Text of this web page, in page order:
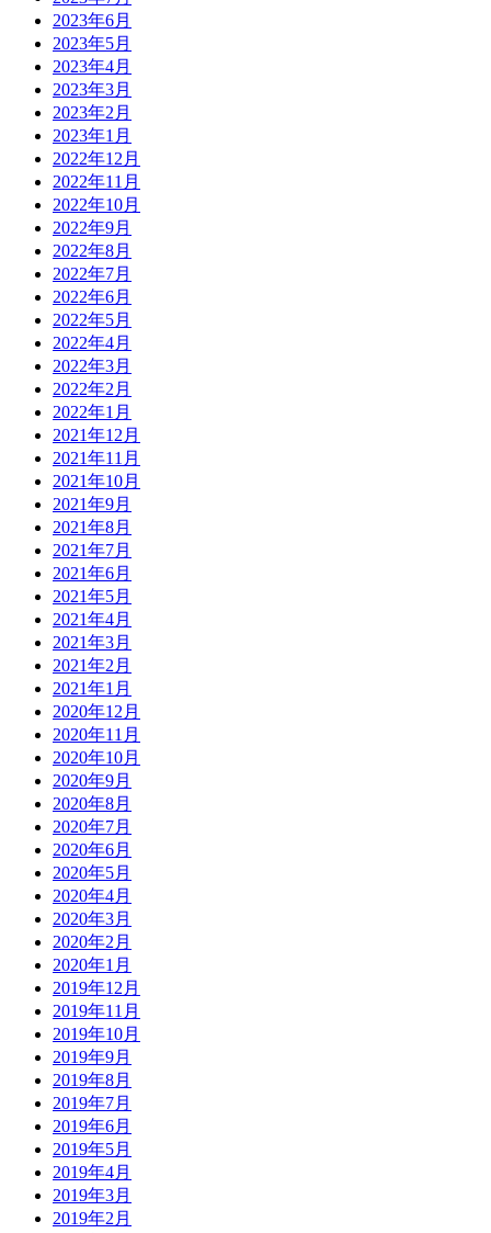
2023年6月
2023年5月
2023年4月
2023年3月
2023年2月
2023年1月
2022年12月
2022年11月
2022年10月
2022年9月
2022年8月
2022年7月
2022年6月
2022年5月
2022年4月
2022年3月
2022年2月
2022年1月
2021年12月
2021年11月
2021年10月
2021年9月
2021年8月
2021年7月
2021年6月
2021年5月
2021年4月
2021年3月
2021年2月
2021年1月
2020年12月
2020年11月
2020年10月
2020年9月
2020年8月
2020年7月
2020年6月
2020年5月
2020年4月
2020年3月
2020年2月
2020年1月
2019年12月
2019年11月
2019年10月
2019年9月
2019年8月
2019年7月
2019年6月
2019年5月
2019年4月
2019年3月
2019年2月